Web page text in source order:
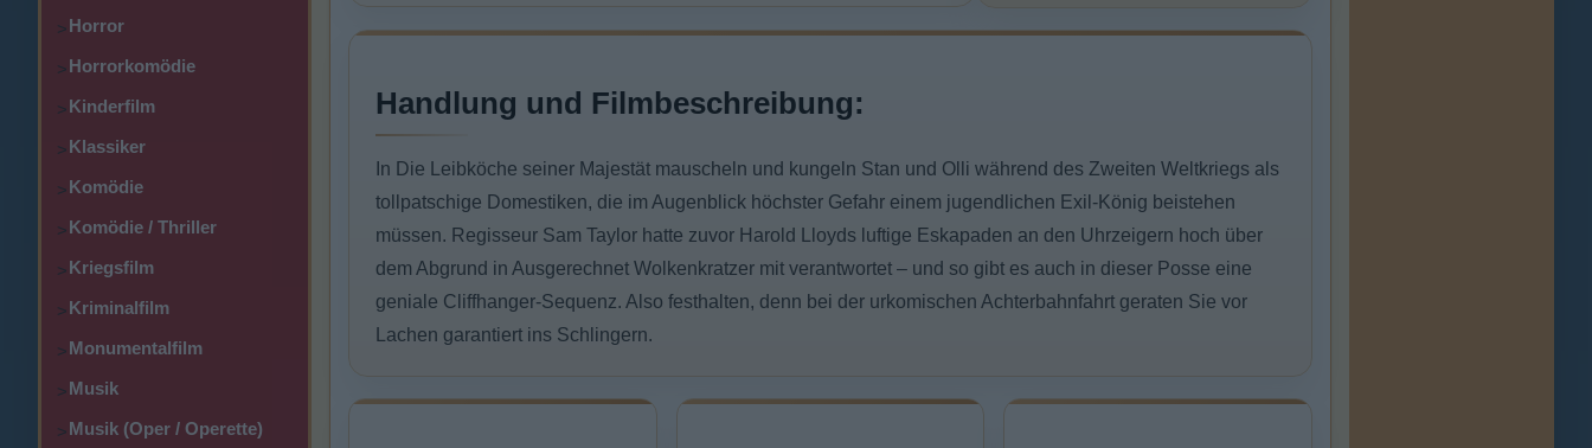
>Horror
>Horrorkomödie
>Kinderfilm
>Klassiker
>Komödie
>Komödie / Thriller
>Kriegsfilm
>Kriminalfilm
>Monumentalfilm
>Musik
>Musik (Oper / Operette)
Handlung und Filmbeschreibung:
In Die Leibköche seiner Majestät mauscheln und kungeln Stan und Olli während des Zweiten Weltkriegs als
tollpatschige Domestiken, die im Augenblick höchster Gefahr einem jugendlichen Exil-König beistehen
müssen. Regisseur Sam Taylor hatte zuvor Harold Lloyds luftige Eskapaden an den Uhrzeigern hoch über
dem Abgrund in Ausgerechnet Wolkenkratzer mit verantwortet – und so gibt es auch in dieser Posse eine
geniale Cliffhanger-Sequenz. Also festhalten, denn bei der urkomischen Achterbahnfahrt geraten Sie vor
Lachen garantiert ins Schlingern.